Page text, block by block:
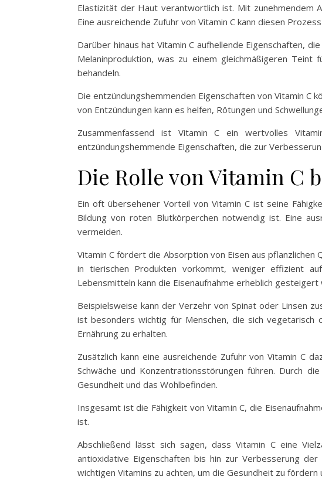
Elastizität der Haut verantwortlich ist. Mit zunehmendem
Eine ausreichende Zufuhr von Vitamin C kann diesen
Darüber hinaus hat Vitamin C aufhellende Eigenschaften,
Melaninproduktion, was zu einem gleichmäßigeren Teint
behandeln.
Die entzündungshemmenden Eigenschaften von Vitamin C
von Entzündungen kann es helfen, Rötungen und
Zusammenfassend ist Vitamin C ein wertvolles
entzündungshemmende Eigenschaften, die zur
Die Rolle von Vitamin C
Ein oft übersehener Vorteil von Vitamin C ist seine
Bildung von roten Blutkörperchen notwendig ist. Eine
vermeiden.
Vitamin C fördert die Absorption von Eisen aus pflanzlichen
in tierischen Produkten vorkommt, weniger effizient
Lebensmitteln kann die Eisenaufnahme erheblich gesteigert
Beispielsweise kann der Verzehr von Spinat oder Linsen
ist besonders wichtig für Menschen, die sich vegetarisch
Ernährung zu erhalten.
Zusätzlich kann eine ausreichende Zufuhr von Vitamin C
Schwäche und Konzentrationsstörungen führen. Durch
Gesundheit und das Wohlbefinden.
Insgesamt ist die Fähigkeit von Vitamin C, die
ist.
Abschließend lässt sich sagen, dass Vitamin C eine
antioxidative Eigenschaften bis hin zur Verbesserung
wichtigen Vitamins zu achten, um die Gesundheit zu